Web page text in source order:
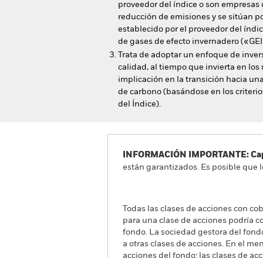
proveedor del índice o son
reducción de emisiones y se sitúan
establecido por el proveedor del
de gases de efecto invernadero
Trata de adoptar un enfoque de
calidad, al tiempo que invierta en los
implicación en la transición hacia
de carbono (basándose en los
del Índice).
INFORMACIÓN IMPORTANTE:
están garantizados. Es posible
Todas las clases de acciones con
para una clase de acciones podría
fondo. La sociedad gestora del
a otras clases de acciones. En el
acciones del fondo: las clases de